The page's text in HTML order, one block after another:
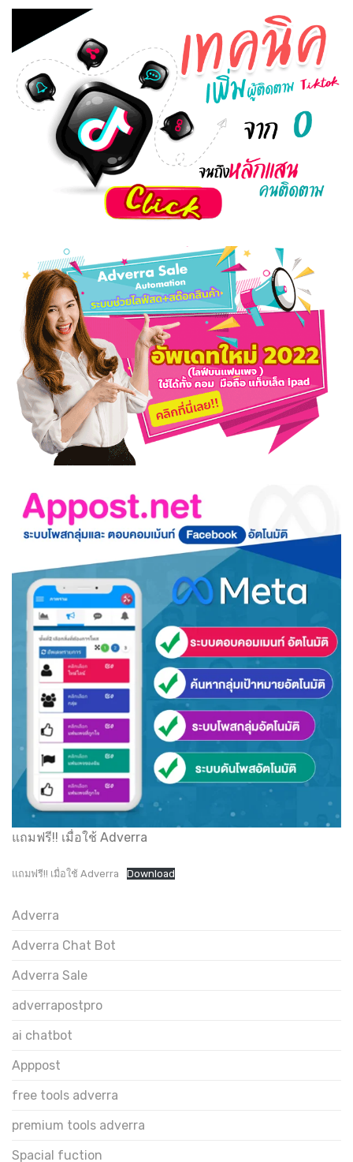
แถมฟรี!! เมื่อใช้ Adverra
แถมฟรี!! เมื่อใช้ Adverra Download
Adverra
Adverra Chat Bot
Adverra Sale
adverrapostpro
ai chatbot
Apppost
free tools adverra
premium tools adverra
Spacial fuction